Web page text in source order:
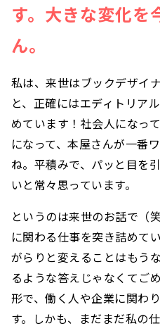
す。大きな変化を
ん。
私は、来世はブックデザイ
と、正確にはエディトリア
めています！社会人になっ
になって、本屋さんが一番
ね。平積みで、パッと目を
いと常々思っています。
というのは来世のお話で（
に関わる仕事を突き詰めて
がらりと変えることはもう
るような答えじゃなくてご
形で、働く人や企業に関わ
す。しかも、まだまだ私の